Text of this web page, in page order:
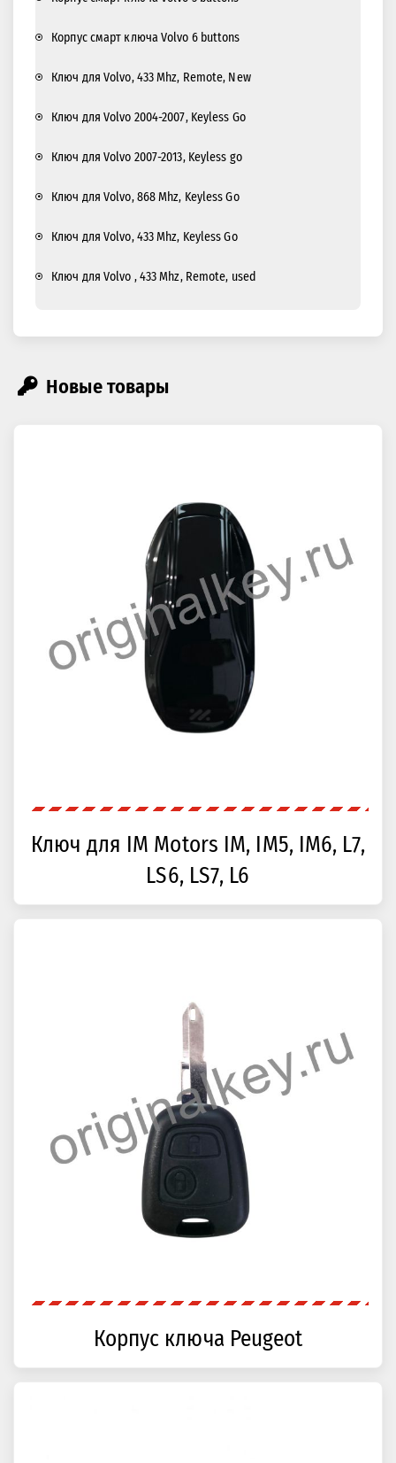
Корпус смарт ключа Volvo 6 buttons
Ключ для Volvo, 433 Mhz, Remote, New
Ключ для Volvo 2004-2007, Keyless Go
Ключ для Volvo 2007-2013, Keyless go
Ключ для Volvo, 868 Mhz, Keyless Go
Ключ для Volvo, 433 Mhz, Keyless Go
Ключ для Volvo , 433 Mhz, Remote, used
Новые товары
Ключ для IM Motors IM, IM5, IM6, L7,
LS6, LS7, L6
Корпус ключа Peugeot